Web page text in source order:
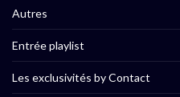
Autres
Entrée playlist
Les exclusivités by Contact